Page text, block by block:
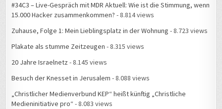
#34C3 – Live-Gespräch mit MDR Aktuell: Wie ist die Stimmung, wenn
15.000 Hacker zusammenkommen? - 8.814 views
Zuhause, Folge 1: Mein Lieblingsplatz in der Wohnung - 8.723 views
Plakate als stumme Zeitzeugen - 8.315 views
20 Jahre Israelnetz - 8.145 views
Besuch der Knesset in Jerusalem - 8.088 views
„Christlicher Medienverbund KEP“ heißt künftig „Christliche
Medieninitiative pro“ - 8.083 views